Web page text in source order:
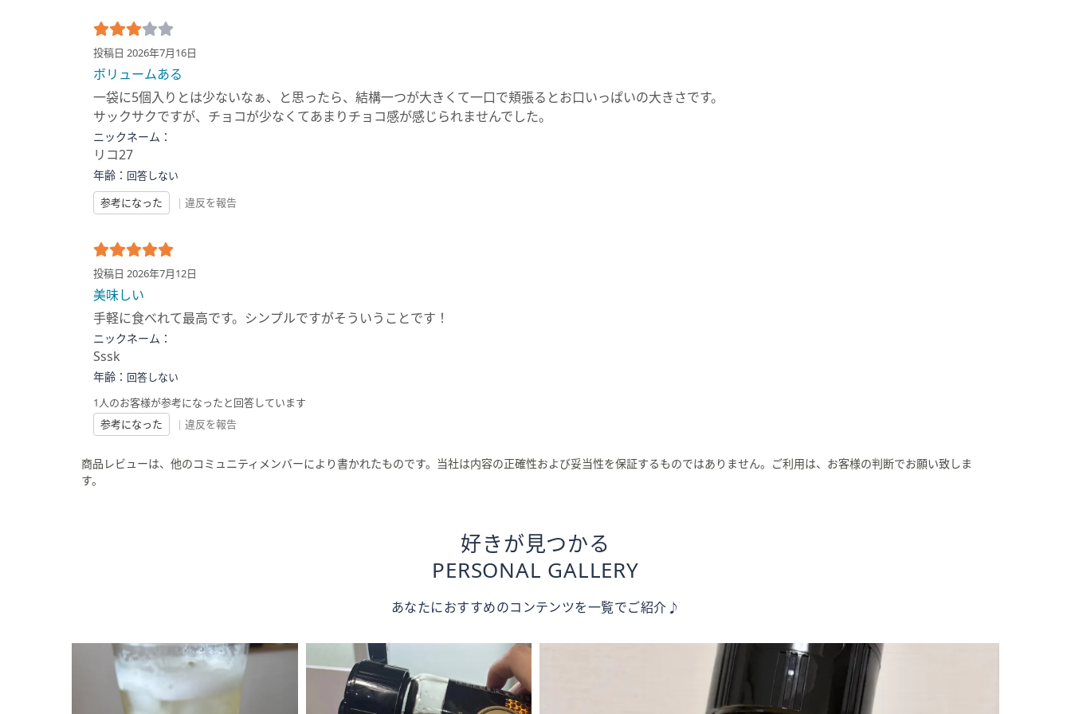
投稿日 2026年7月16日
ボリュームある
一袋に5個入りとは少ないなぁ、と思ったら、結構一つが大きくて一口で頬張るとお口いっぱいの大きさです。
サックサクですが、チョコが少なくてあまりチョコ感が感じられませんでした。
ニックネーム：
リコ27
年齢： 回答しない
参考になった
| 違反を報告
投稿日 2026年7月12日
美味しい
手軽に食べれて最高です。シンプルですがそういうことです！
ニックネーム：
Sssk
年齢： 回答しない
1人のお客様が参考になったと回答しています
参考になった
| 違反を報告
商品レビューは、他のコミュニティメンバーにより書かれたものです。当社は内容の正確性および妥当性を保証するものではありません。ご利用は、お客様の判断でお願い致しま
す。
好きが見つかる
PERSONAL GALLERY
あなたにおすすめのコンテンツを一覧でご紹介♪